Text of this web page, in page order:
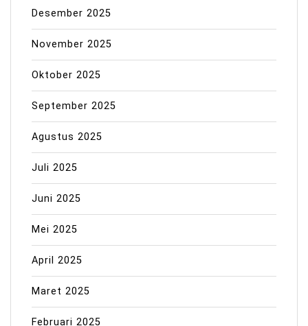
Desember 2025
November 2025
Oktober 2025
September 2025
Agustus 2025
Juli 2025
Juni 2025
Mei 2025
April 2025
Maret 2025
Februari 2025